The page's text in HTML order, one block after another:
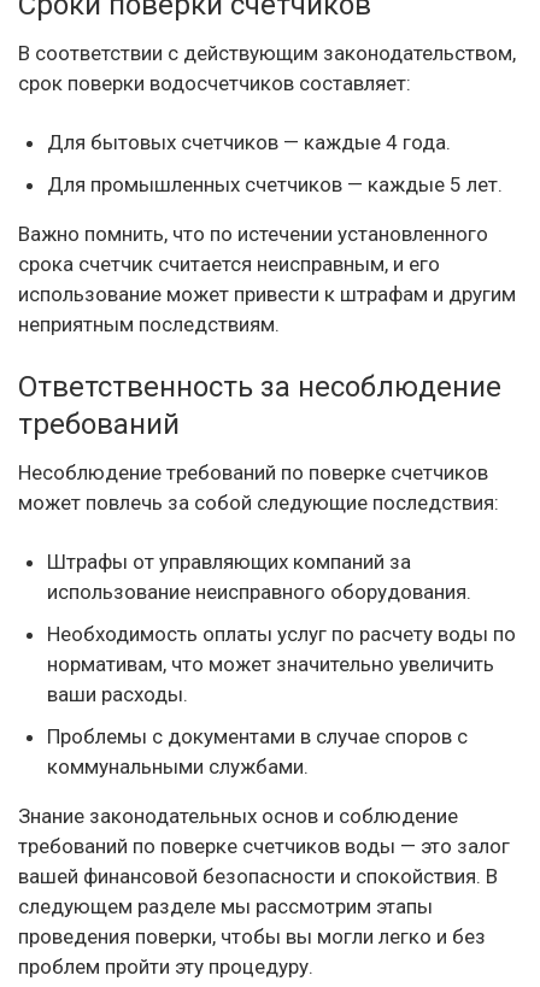
В соответствии с действующим законодательством,
срок поверки водосчетчиков составляет:
Для бытовых счетчиков — каждые 4 года.
Для промышленных счетчиков — каждые 5 лет.
Важно помнить, что по истечении установленного
срока счетчик считается неисправным, и его
использование может привести к штрафам и другим
неприятным последствиям.
Ответственность за несоблюдение
требований
Несоблюдение требований по поверке счетчиков
может повлечь за собой следующие последствия:
Штрафы от управляющих компаний за
использование неисправного оборудования.
Необходимость оплаты услуг по расчету воды по
нормативам, что может значительно увеличить
ваши расходы.
Проблемы с документами в случае споров с
коммунальными службами.
Знание законодательных основ и соблюдение
требований по поверке счетчиков воды — это залог
вашей финансовой безопасности и спокойствия. В
следующем разделе мы рассмотрим этапы
проведения поверки, чтобы вы могли легко и без
проблем пройти эту процедуру.